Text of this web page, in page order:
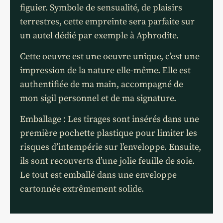
figuier. Symbole de sensualité, de plaisirs
terrestres, cette empreinte sera parfaite sur
un autel dédié par exemple à Aphrodite.
Cette oeuvre est une oeuvre unique, c’est une
impression de la nature elle-même. Elleest
authentifiée de ma main, accompagné de
mon sigil personnel et de ma signature.
Emballage : Les tirages sont insérés dans une
première pochette plastique pour limiter les
risques d’intempérie sur l’enveloppe. Ensuite,
ils sont recouverts d’une jolie feuille de soie.
Le tout est emballé dans une enveloppe
cartonnée extrêmement solide.